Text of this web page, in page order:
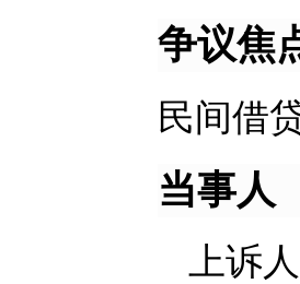
争议焦
民间借
当事人
上诉人